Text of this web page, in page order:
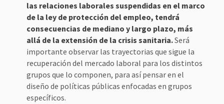
las relaciones laborales suspendidas en el marco
de la ley de protección del empleo, tendrá
consecuencias de mediano y largo plazo, más
allá de la extensión de la crisis sanitaria.Será
importante observar las trayectorias que sigue la
recuperación del mercado laboral para los distintos
grupos que lo componen, para así pensar en el
diseño de políticas públicas enfocadas en grupos
específicos.